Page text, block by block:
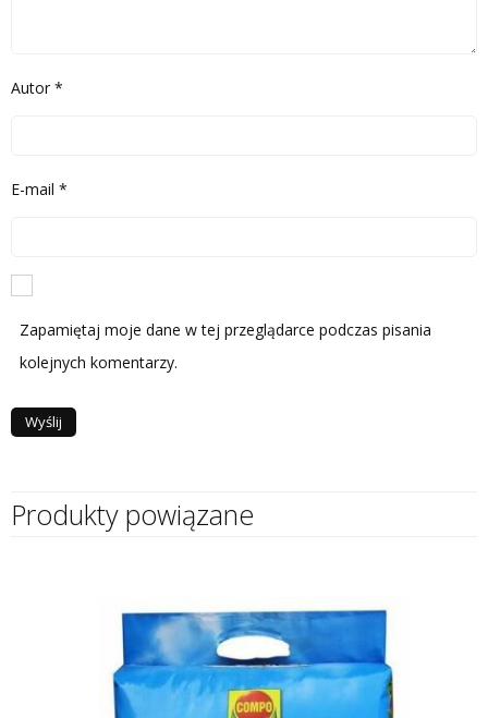
Autor *
E-mail *
Zapamiętaj moje dane w tej przeglądarce podczas pisania
kolejnych komentarzy.
Produkty powiązane